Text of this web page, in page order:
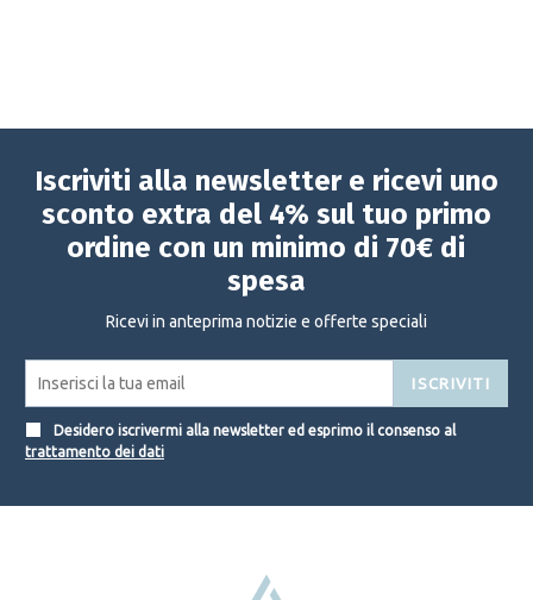
Iscriviti alla newsletter e ricevi uno
sconto extra del 4% sul tuo primo
ordine con un minimo di 70€ di
spesa
Ricevi in anteprima notizie e offerte speciali
ISCRIVITI
Desidero iscrivermi alla newsletter ed esprimo il consenso al
trattamento dei dati